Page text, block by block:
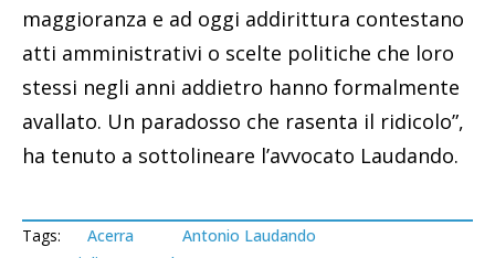
maggioranza e ad oggi addirittura contestano
atti amministrativi o scelte politiche che loro
stessi negli anni addietro hanno formalmente
avallato. Un paradosso che rasenta il ridicolo”,
ha tenuto a sottolineare l’avvocato Laudando.
Tags: Acerra
Antonio Laudando